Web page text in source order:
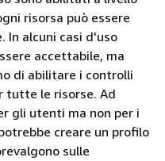
risorsa può essere
In alcuni casi d'uso
accettabile, ma
di abilitare i controlli
tutte le risorse. Ad
gli utenti ma non per i
creare un profilo
sulle